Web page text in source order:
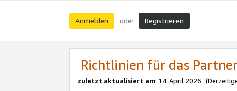
Anmelden oder Registrieren
Richtlinien für das
zuletzt aktualisiert am: 14. April 2026